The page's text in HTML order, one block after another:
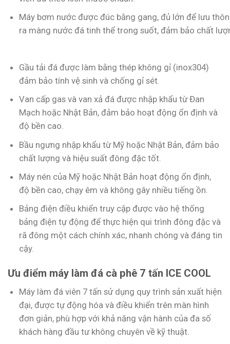
Máy bơm nước được đúc bằng gang, đủ lớn để lưu
ra màng nước đá tinh thể trong suốt, đảm bảo chất
Gầu tải đá được làm bằng thép không gỉ (inox304)
đảm bảo tính vệ sinh và chống gỉ sét.
Van cấp gas và van xả đá được nhập khẩu từ Đan
Mạch hoặc Nhật Bản, đảm bảo hoạt động ổn định và
độ bền cao.
Bầu ngưng nhập khẩu từ Mỹ hoặc Nhật Bản, đảm bảo
chất lượng và hiệu suất đông đặc tốt.
Máy nén của Mỹ hoặc Nhật Bản hoạt động ổn định,
độ bền cao, chạy êm và không gây nhiều tiếng ồn.
Bảng điện điều khiển truy cập được vào hệ thống
bảng điện tự động để thực hiện qui trình đông đặc và
rã đông một cách chính xác, nhanh chóng và đáng tin
cậy.
Ưu điểm máy làm đá cà phê 7 tấn ICE COOL
Máy làm đá viên 7 tấn sử dụng quy trình sản xuất hiện
đại, được tự động hóa và điều khiển trên màn hình
đơn giản, phù hợp với khả năng vận hành của đa số
khách hàng đầu tư không chuyên về kỹ thuật.